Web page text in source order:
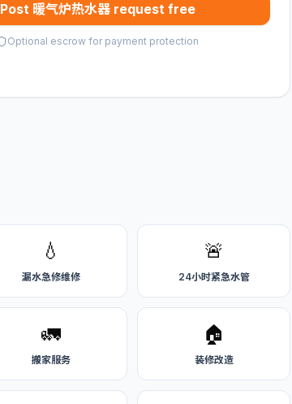
Post 暖气炉热水器 request free
Optional escrow for payment protection
💧
漏水急修维修
🚨
24小时紧急水管
🚛
搬家服务
🏠
装修改造